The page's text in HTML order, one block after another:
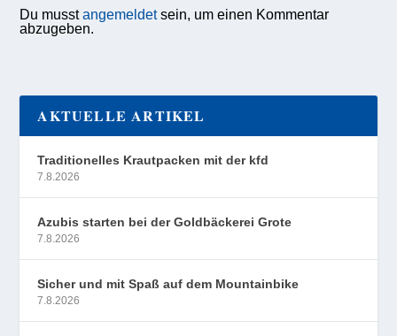
Du musstangemeldetsein, um einen Kommentar
abzugeben.
AKTUELLE ARTIKEL
Traditionelles Krautpacken mit der kfd
7.8.2026
Azubis starten bei der Goldbäckerei Grote
7.8.2026
Sicher und mit Spaß auf dem Mountainbike
7.8.2026